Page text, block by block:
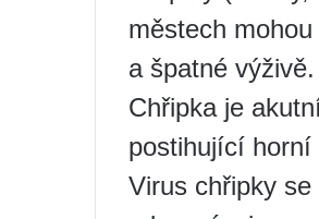
městech
a špatné výživě.
Chřipka je
postihující horní
Virus chřipky